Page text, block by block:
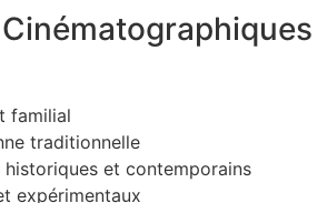
familial
traditionnelle
historiques et contemporains
expérimentaux